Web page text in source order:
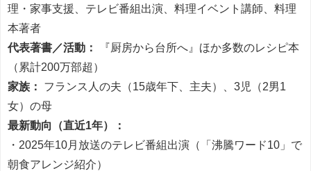
理・家事支援、テレビ番組出演、料理イベント講師、料理
本著者
代表著書／活動：
『厨房から台所へ』ほか多数のレシピ本
（累計200万部超）
家族：
フランス人の夫（15歳年下、主夫）、3児（2男1
女）の母
最新動向（直近1年）：
・2025年10月放送のテレビ番組出演（「沸騰ワード10」で
朝食アレンジ紹介）